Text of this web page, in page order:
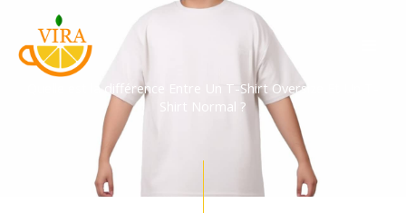
contenu
Quelle est la différence Entre Un T-Shirt Oversize Et Un T-
Shirt Normal ?